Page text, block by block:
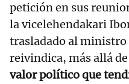
petición en sus
la vicelehendakari
trasladado al ministro
reivindica, más allá
valor político que